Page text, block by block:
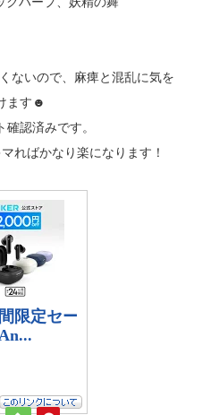
ないので、麻痺と混乱に気を
ます☻
認済みです。
ればかなり楽になります！